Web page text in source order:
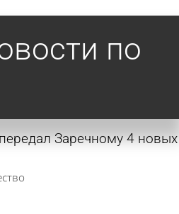
по
Заречному 4 новых